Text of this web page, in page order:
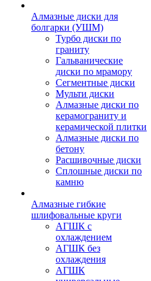
Алмазные диски для
болгарки (УШМ)
Турбо диски по
граниту
Гальванические
диски по мрамору
Сегментные диски
Мульти диски
Алмазные диски по
керамограниту и
керамической плитки
Алмазные диски по
бетону
Расшивочные диски
Сплошные диски по
камню
Алмазные гибкие
шлифовальные круги
АГШК с
охлаждением
АГШК без
охлаждения
АГШК